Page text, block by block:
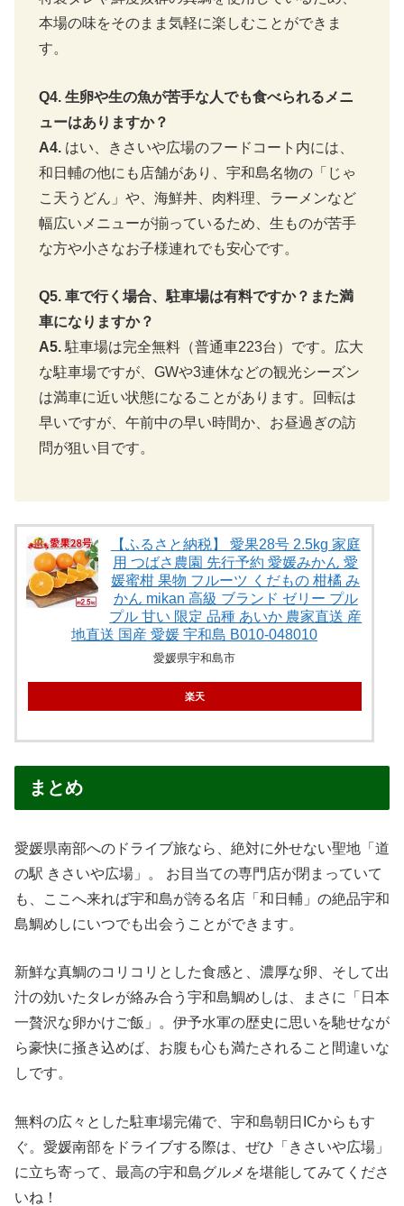
本場の味をそのまま気軽に楽しむことができま
す。
Q4. 生卵や生の魚が苦手な人でも食べられるメニ
ューはありますか？
A4. はい、きさいや広場のフードコート内には、
和日輔の他にも店舗があり、宇和島名物の「じゃ
こ天うどん」や、海鮮丼、肉料理、ラーメンなど
幅広いメニューが揃っているため、生ものが苦手
な方や小さなお子様連れでも安心です。
Q5. 車で行く場合、駐車場は有料ですか？また満
車になりますか？
A5. 駐車場は完全無料（普通車223台）です。広大
な駐車場ですが、GWや3連休などの観光シーズン
は満車に近い状態になることがあります。回転は
早いですが、午前中の早い時間か、お昼過ぎの訪
問が狙い目です。
【ふるさと納税】 愛果28号 2.5kg 家庭
用 つばさ農園 先行予約 愛媛みかん 愛
媛蜜柑 果物 フルーツ くだもの 柑橘 み
かん mikan 高級 ブランド ゼリー プル
プル 甘い 限定 品種 あいか 農家直送 産
地直送 国産 愛媛 宇和島 B010-048010
愛媛県宇和島市
楽天
まとめ
愛媛県南部へのドライブ旅なら、絶対に外せない聖地「道
の駅 きさいや広場」。 お目当ての専門店が閉まっていて
も、ここへ来れば宇和島が誇る名店「和日輔」の絶品宇和
島鯛めしにいつでも出会うことができます。
新鮮な真鯛のコリコリとした食感と、濃厚な卵、そして出
汁の効いたタレが絡み合う宇和島鯛めしは、まさに「日本
一贅沢な卵かけご飯」。伊予水軍の歴史に思いを馳せなが
ら豪快に掻き込めば、お腹も心も満たされること間違いな
しです。
無料の広々とした駐車場完備で、宇和島朝日ICからもす
ぐ。愛媛南部をドライブする際は、ぜひ「きさいや広場」
に立ち寄って、最高の宇和島グルメを堪能してみてくださ
いね！